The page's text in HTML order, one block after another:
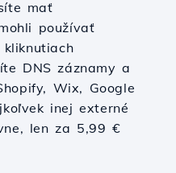
mať
používať
DNS záznamy a
Wix, Google
inej externé
len za 5,99 €